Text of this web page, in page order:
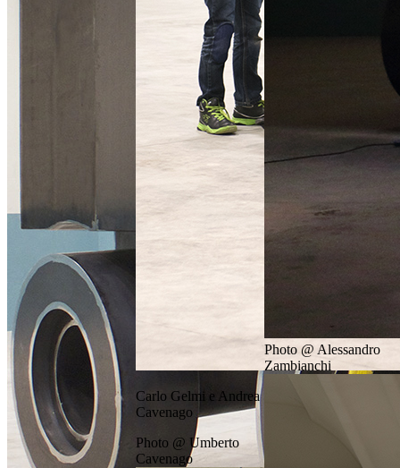
Carlo Gelmi e Andrea
Cavenago
Photo @ Umberto
Cavenago
Photo @ Alessandro
Zambianchi